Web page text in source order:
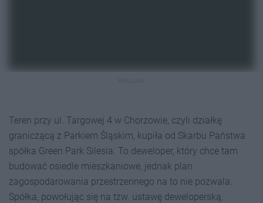
Teren przy ul. Targowej 4 w Chorzowie, czyli działkę
graniczącą z Parkiem Śląskim, kupiła od Skarbu Państwa
spółka Green Park Silesia. To deweloper, który chce tam
budować osiedle mieszkaniowe, jednak plan
zagospodarowania przestrzennego na to nie pozwala.
Spółka, powołując się na tzw. ustawę deweloperską,